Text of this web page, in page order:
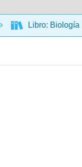
Libro: